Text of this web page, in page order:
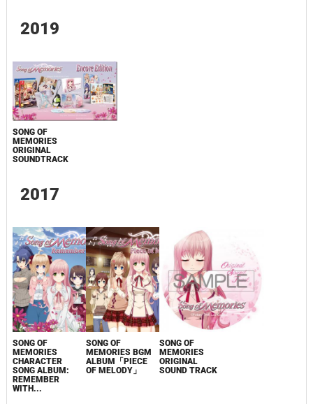
2019
SONG OF
MEMORIES
ORIGINAL
SOUNDTRACK
2017
SONG OF
MEMORIES
CHARACTER
SONG ALBUM:
REMEMBER
WITH...
SONG OF
MEMORIES BGM
ALBUM「PIECE
OF MELODY」
SONG OF
MEMORIES
ORIGINAL
SOUND TRACK